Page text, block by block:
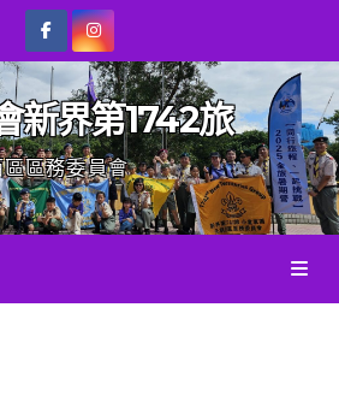
新界第1742旅
區務委員會